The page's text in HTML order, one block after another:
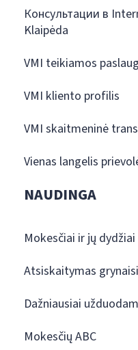
Консультации в
Klaipėda
VMI teikiamos
VMI kliento profilis
VMI skaitmeninė
Vienas langelis
NAUDINGA
Mokesčiai ir jų dydžiai
Atsiskaitymas
Dažniausiai
Mokesčių ABC